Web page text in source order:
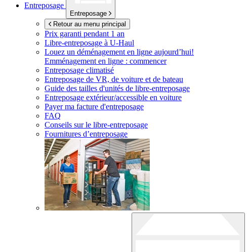
Entreposage
Entreposage
Retour au menu principal
Prix garanti pendant 1 an
Libre-entreposage à U-Haul
Louez un déménagement en ligne aujourd’hui!
Emménagement en ligne : commencer
Entreposage climatisé
Entreposage de VR, de voiture et de bateau
Guide des tailles d'unités de libre-entreposage
Entreposage extérieur/accessible en voiture
Payer ma facture d'entreposage
FAQ
Conseils sur le libre-entreposage
Fournitures d’entreposage